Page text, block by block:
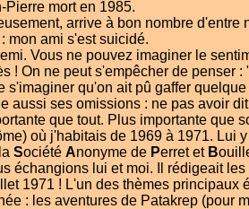
mort en 1985.
arrive à bon nombre
mon ami s'est suicidé.
Vous ne pouvez imaginer le
! On ne peut s'empêcher de penser
qu'on ait pû gaffer
aussi ses omissions : ne pas avoir
que tout. Plus importante que
où j'habitais de 1969 à 1971. Lui
Société Anonyme de Perret et B
échangions lui et moi. Il rédigeait
1971 ! L'un des thèmes principaux
: les aventures de Patakrep (pour